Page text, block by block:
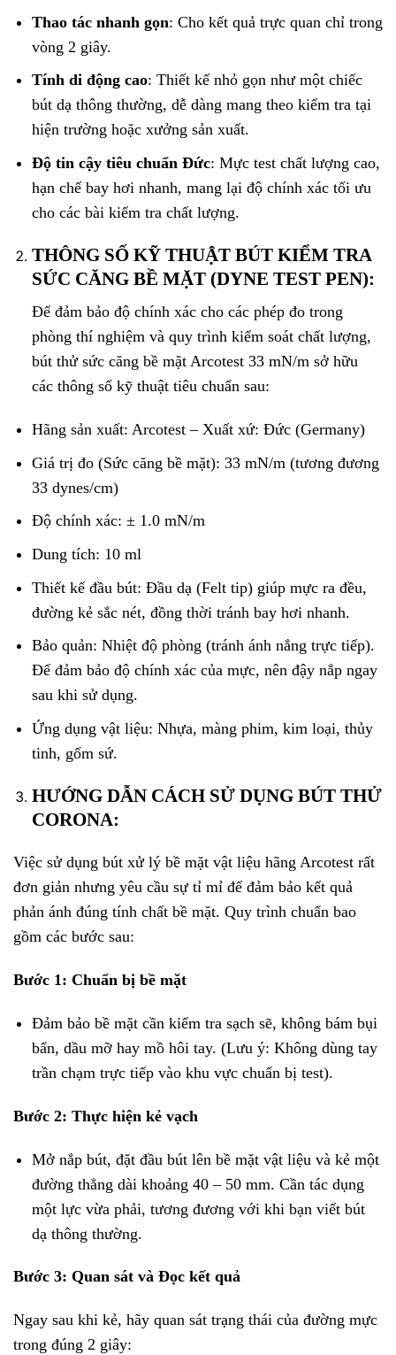
Thao tác nhanh gọn: Cho kết quả trực quan chỉ trong
vòng 2 giây.
Tính di động cao: Thiết kế nhỏ gọn như một chiếc
bút dạ thông thường, dễ dàng mang theo kiểm tra tại
hiện trường hoặc xưởng sản xuất.
Độ tin cậy tiêu chuẩn Đức: Mực test chất lượng cao,
hạn chế bay hơi nhanh, mang lại độ chính xác tối ưu
cho các bài kiểm tra chất lượng.
THÔNG SỐ KỸ THUẬT BÚT KIỂM TRA
SỨC CĂNG BỀ MẶT (DYNE TEST PEN):
Để đảm bảo độ chính xác cho các phép đo trong
phòng thí nghiệm và quy trình kiểm soát chất lượng,
bút thử sức căng bề mặt Arcotest 33 mN/m sở hữu
các thông số kỹ thuật tiêu chuẩn sau:
Hãng sản xuất: Arcotest – Xuất xứ: Đức (Germany)
Giá trị đo (Sức căng bề mặt): 33 mN/m (tương đương
33 dynes/cm)
Độ chính xác: ± 1.0 mN/m
Dung tích: 10 ml
Thiết kế đầu bút: Đầu dạ (Felt tip) giúp mực ra đều,
đường kẻ sắc nét, đồng thời tránh bay hơi nhanh.
Bảo quản: Nhiệt độ phòng (tránh ánh nắng trực tiếp).
Để đảm bảo độ chính xác của mực, nên đậy nắp ngay
sau khi sử dụng.
Ứng dụng vật liệu: Nhựa, màng phim, kim loại, thủy
tinh, gốm sứ.
HƯỚNG DẪN CÁCH SỬ DỤNG BÚT THỬ
CORONA:
Việc sử dụng bút xử lý bề mặt vật liệu hãng Arcotest rất
đơn giản nhưng yêu cầu sự tỉ mỉ để đảm bảo kết quả
phản ánh đúng tính chất bề mặt. Quy trình chuẩn bao
gồm các bước sau:
Bước 1: Chuẩn bị bề mặt
Đảm bảo bề mặt cần kiểm tra sạch sẽ, không bám bụi
bẩn, dầu mỡ hay mồ hôi tay. (Lưu ý: Không dùng tay
trần chạm trực tiếp vào khu vực chuẩn bị test).
Bước 2: Thực hiện kẻ vạch
Mở nắp bút, đặt đầu bút lên bề mặt vật liệu và kẻ một
đường thẳng dài khoảng 40 – 50 mm. Cần tác dụng
một lực vừa phải, tương đương với khi bạn viết bút
dạ thông thường.
Bước 3: Quan sát và Đọc kết quả
Ngay sau khi kẻ, hãy quan sát trạng thái của đường mực
trong đúng 2 giây: